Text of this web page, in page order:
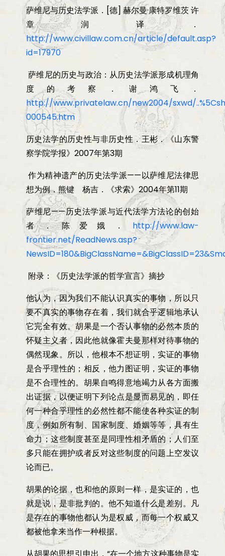
萨维尼与历史法学派． [德] 赫尔曼·康特罗维茨 许
章润译．
http://www.civillaw.com.cn/article/default.asp?
id=17970
萨维尼的历史与政治：从历史法学派形成机理角
度的考察．谢鸿飞．
http://www.privatelaw.cn/new2004/sxwd/
000545.htm
历史法学的历史性与非历史性．王彬．《山东警
察学院学报》 2007年第3期
作为精神遗产的历史法学派——以萨维尼法律思
想为例．熊键 杨吉．《求索》 2004年第11期
萨维尼——历史法学派与近代法学方法论的创始
者．陈爱娥． http://www.law-
frontier.net/ReadNews.asp?
附录：《历史法学派的哲学宣言》摘抄
他认为，因为我们不能认识真实的事物，所以只
要不真实的事物存在着，我们就合乎逻辑地承认
它完全有效。胡果是一个否认事物的必然本质的
怀疑主义者，因此他就像霍夫曼那样对待事物的
偶然现象。所以，他根本不想证明，实证的事物
是合乎理性的；相反，他力图证明，实证的事物
是不合理性的。胡果自鸣得意地竭力从各方面搬
出证据，以便证明下列论点是显而易见的，即任
何一种合乎理性的必然性都不能使各种实证的制
度，例如所有制、国家制度、婚姻等等，具有生
命力；这些制度甚至是同理性相矛盾的；人们至
多只能在拥护或者反对这些制度的问题上空发议
论而已。
胡果的论据，也和他的原则一样，是实证的，也
就是说，是非批判的。他不知道什么是差别。凡
是存在的事物他都认为是权威，而每一个权威又
都被他拿来当作一种根据。